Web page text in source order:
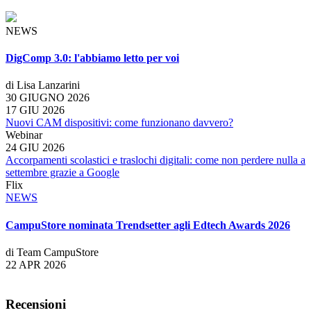
NEWS
DigComp 3.0: l'abbiamo letto per voi
di Lisa Lanzarini
30 GIUGNO 2026
17 GIU 2026
Nuovi CAM dispositivi: come funzionano davvero?
Webinar
24 GIU 2026
Accorpamenti scolastici e traslochi digitali: come non perdere nulla a
settembre grazie a Google
Flix
NEWS
CampuStore nominata Trendsetter agli Edtech Awards 2026
di Team CampuStore
22 APR 2026
Recensioni